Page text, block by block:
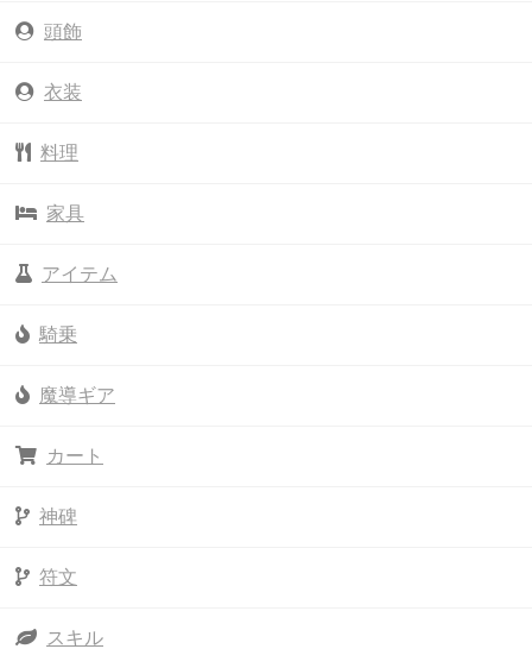
頭飾
衣装
料理
家具
アイテム
騎乗
魔導ギア
カート
神碑
符文
スキル